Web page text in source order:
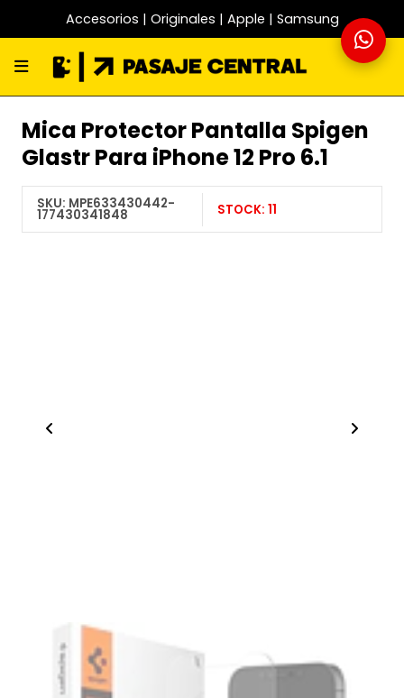
Accesorios | Originales | Apple | Samsung
Mica Protector Pantalla Spigen
Glastr Para iPhone 12 Pro 6.1
SKU: MPE633430442-
177430341848 STOCK: 11